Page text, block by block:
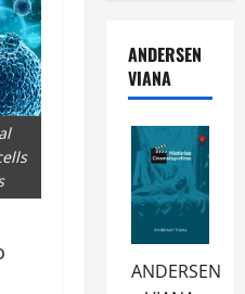
ANDERSEN
VIANA
ANDERSEN